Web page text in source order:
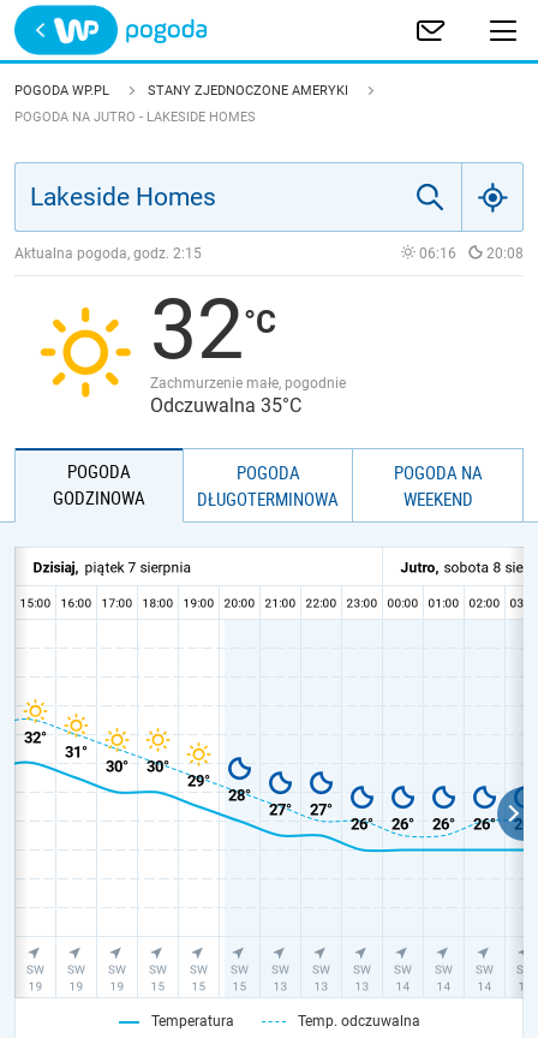
Trwa ładowanie
POLSKA
JAKOŚĆ POWIETRZA
POGODA WP.PL
STANY ZJEDNOCZONE AMERYKI
POGODA NA JUTRO - LAKESIDE HOMES
Aktualna pogoda, godz. 2:15 06:16 20:08
32
Zachmurzenie małe, pogodnie
Odczuwalna 35°C
POGODA
GODZINOWA
POGODA
DŁUGOTERMINOWA
POGODA NA
WEEKEND
Temperatura Temp. odczuwalna